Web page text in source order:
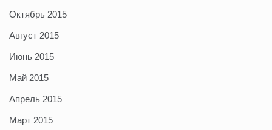
Октябрь 2015
Август 2015
Июнь 2015
Май 2015
Апрель 2015
Март 2015